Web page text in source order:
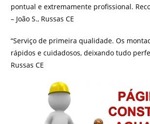
pontual e extremamente profissional.
– João S., Russas CE
“Serviço de primeira qualidade. Os
rápidos e cuidadosos, deixando tudo
Russas CE